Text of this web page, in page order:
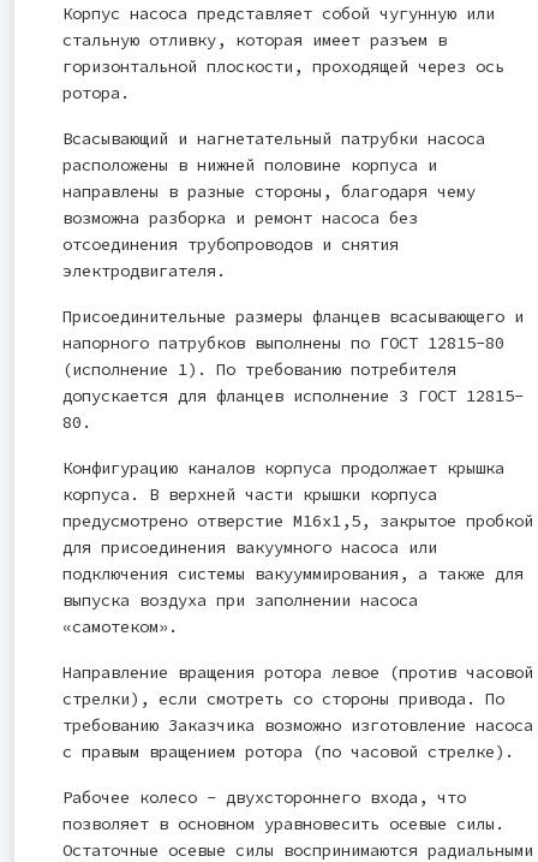
Корпус насоса представляет собой чугунную или
стальную отливку, которая имеет разъем в
горизонтальной плоскости, проходящей через ось
ротора.
Всасывающий и нагнетательный патрубки насоса
расположены в нижней половине корпуса и
направлены в разные стороны, благодаря чему
возможна разборка и ремонт насоса без
отсоединения трубопроводов и снятия
электродвигателя.
Присоединительные размеры фланцев всасывающего и
напорного патрубков выполнены по ГОСТ 12815-80
(исполнение 1). По требованию потребителя
допускается для фланцев исполнение 3 ГОСТ 12815-
80.
Конфигурацию каналов корпуса продолжает крышка
корпуса. В верхней части крышки корпуса
предусмотрено отверстие М16х1,5, закрытое пробкой
для присоединения вакуумного насоса или
подключения системы вакууммирования, а также для
выпуска воздуха при заполнении насоса
«самотеком».
Направление вращения ротора левое (против часовой
стрелки), если смотреть со стороны привода. По
требованию Заказчика возможно изготовление насоса
с правым вращением ротора (по часовой стрелке).
Рабочее колесо - двухстороннего входа, что
позволяет в основном уравновесить осевые силы.
Остаточные осевые силы воспринимаются радиальными